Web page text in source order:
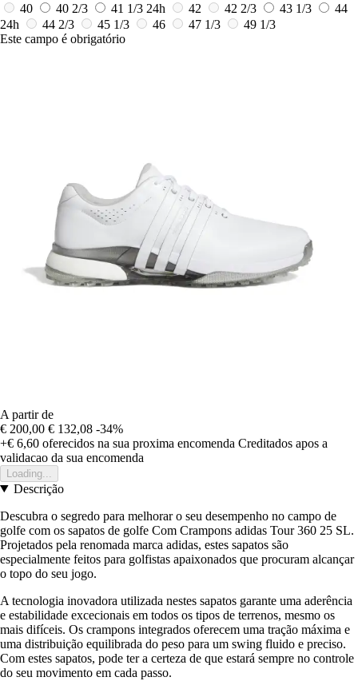
40
40 2/3 41 1/3 24h 42 42 2/3 43 1/3
44
24h
44 2/3 45 1/3 46 47 1/3
49 1/3
Este campo é obrigatório
A partir de
€ 200,00 € 132,08 -34%
+€ 6,60 oferecidos na sua proxima encomenda Creditados apos a
validacao da sua encomenda
Loading...
Descrição
Descubra o segredo para melhorar o seu desempenho no campo de
golfe com os sapatos de golfe Com Crampons adidas Tour 360 25 SL.
Projetados pela renomada marca adidas, estes sapatos são
especialmente feitos para golfistas apaixonados que procuram alcançar
o topo do seu jogo.
A tecnologia inovadora utilizada nestes sapatos garante uma aderência
e estabilidade excecionais em todos os tipos de terrenos, mesmo os
mais difíceis. Os crampons integrados oferecem uma tração máxima e
uma distribuição equilibrada do peso para um swing fluido e preciso.
Com estes sapatos, pode ter a certeza de que estará sempre no controle
do seu movimento em cada passo.